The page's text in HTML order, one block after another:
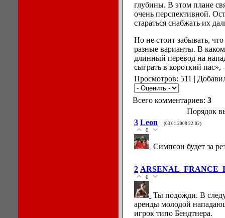
глубины. В этом плане
очень перспективной.
стараться снабжать их
Но не стоит забывать,
разные варианты. В
длинный перевод на
сыграть в короткий
Просмотров: 511 |
Всего комментариев: 3
Порядок
3 Leon (03.01.2008 22:02)
0
Симпсон будет за
2
0
Ты подожди. В
аренды молодой
игрок типо Бендтнера.